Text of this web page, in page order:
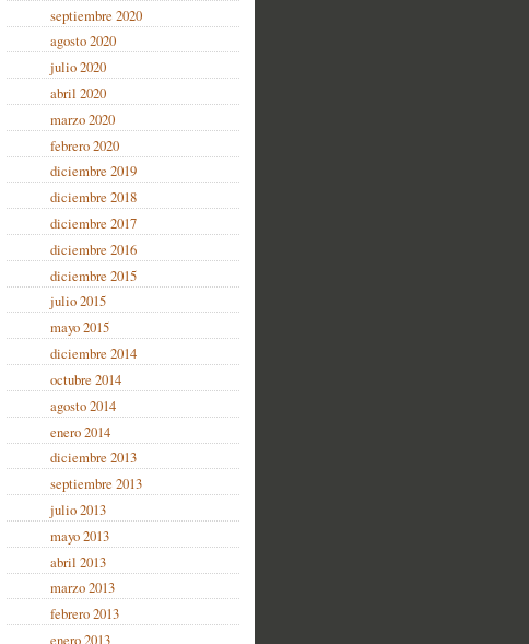
septiembre 2020
agosto 2020
julio 2020
abril 2020
marzo 2020
febrero 2020
diciembre 2019
diciembre 2018
diciembre 2017
diciembre 2016
diciembre 2015
julio 2015
mayo 2015
diciembre 2014
octubre 2014
agosto 2014
enero 2014
diciembre 2013
septiembre 2013
julio 2013
mayo 2013
abril 2013
marzo 2013
febrero 2013
enero 2013